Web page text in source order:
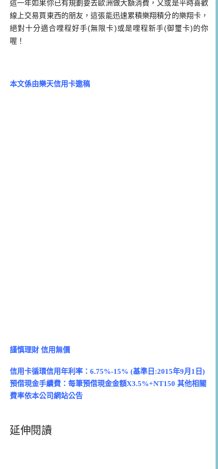
這一年如果你已有規劃要去歐洲做大額消費，又或是平時喜歡
線上交易買東西的朋友，這張能迅速累積樂翔積分的樂翔卡，
絕對十分適合哩程好手(無限卡)或是哩程新手(御璽卡)的你
喔！
本文係由樂天信用卡邀稿
謹慎理財 信用無價
信用卡循環信用年利率：6.75%-15% (基準日:2015年9月1日)
預借現金手續費：每筆預借現金金額X3.5%+NT150 其他相關
費率依本公司網站公告
延伸閱讀